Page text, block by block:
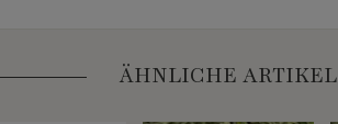
ÄHNLICHE ARTIKEL